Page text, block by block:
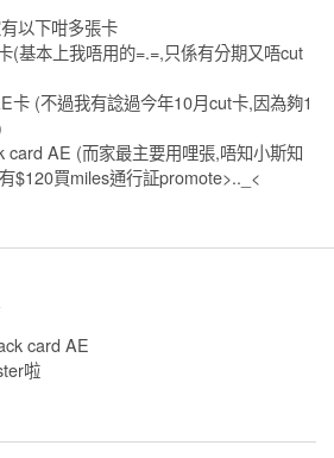
以下咁多張卡
(基本上我唔用的=.=,只係有分期又唔cut
卡 (不過我有諗過今年10月cut卡,因為夠1
card AE (而家最主要用哩張,唔知小斯知
$120買miles通行証promote>.._<
card AE
啦